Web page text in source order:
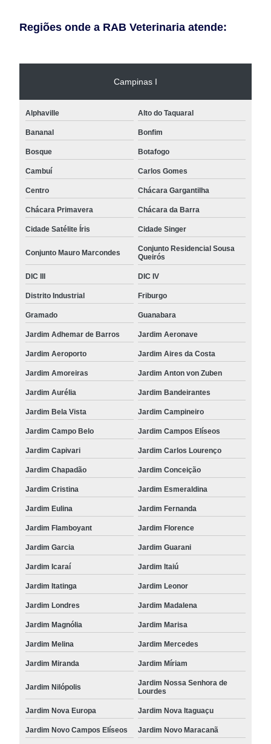
Regiões onde a RAB Veterinaria atende:
Campinas I
Alphaville Alto do Taquaral
Bananal Bonfim
Bosque Botafogo
Cambuí Carlos Gomes
Centro Chácara Gargantilha
Chácara Primavera Chácara da Barra
Cidade Satélite Íris Cidade Singer
Conjunto Mauro Marcondes
Conjunto Residencial Sousa
Queirós
DIC III DIC IV
Distrito Industrial Friburgo
Gramado Guanabara
Jardim Adhemar de Barros Jardim Aeronave
Jardim Aeroporto Jardim Aires da Costa
Jardim Amoreiras Jardim Anton von Zuben
Jardim Aurélia Jardim Bandeirantes
Jardim Bela Vista Jardim Campineiro
Jardim Campo Belo Jardim Campos Elíseos
Jardim Capivari Jardim Carlos Lourenço
Jardim Chapadão Jardim Conceição
Jardim Cristina Jardim Esmeraldina
Jardim Eulina Jardim Fernanda
Jardim Flamboyant Jardim Florence
Jardim Garcia Jardim Guarani
Jardim Icaraí Jardim Itaiú
Jardim Itatinga Jardim Leonor
Jardim Londres Jardim Madalena
Jardim Magnólia Jardim Marisa
Jardim Melina Jardim Mercedes
Jardim Miranda Jardim Míriam
Jardim Nilópolis
Jardim Nossa Senhora de
Lourdes
Jardim Nova Europa Jardim Nova Itaguaçu
Jardim Novo Campos Elíseos Jardim Novo Maracanã